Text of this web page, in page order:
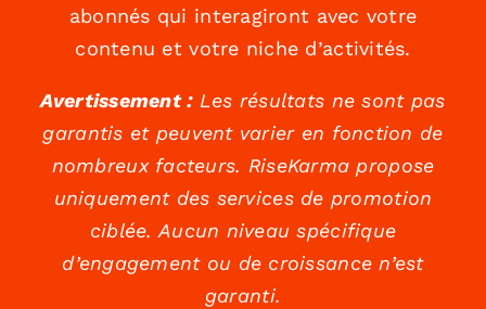
abonnés qui interagiront avec votre
contenu et votre niche d’activités.
Avertissement :Les résultats ne sont pas
garantis et peuvent varier en fonction de
nombreux facteurs. RiseKarma propose
uniquement des services de promotion
ciblée. Aucun niveau spécifique
d’engagement ou de croissance n’est
garanti.